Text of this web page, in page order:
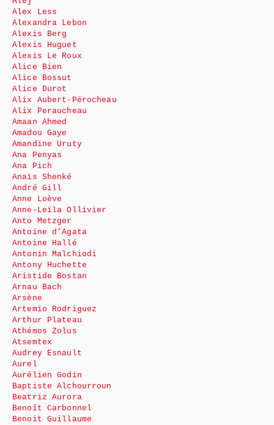
Alex Less
Alexandra Lebon
Alexis Berg
Alexis Huguet
Alexis Le Roux
Alice Bien
Alice Bossut
Alice Durot
Alix Aubert-Pérocheau
Alix Peraucheau
Amaan Ahmed
Amadou Gaye
Amandine Uruty
Ana Penyas
Ana Pich
Anaïs Shenké
André Gill
Anne Loève
Anne-Leïla Ollivier
Anto Metzger
Antoine d’Agata
Antoine Hallé
Antonin Malchiodi
Antony Huchette
Aristide Bostan
Arnau Bach
Arsène
Artemio Rodriguez
Arthur Plateau
Athémos Zolus
Atsemtex
Audrey Esnault
Aurel
Aurélien Godin
Baptiste Alchourroun
Beatriz Aurora
Benoît Carbonnel
Benoit Guillaume